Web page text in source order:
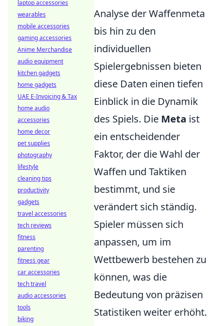
Analyse der Waffenmeta
bis hin zu den
individuellen
Spielergebnissen bieten
diese Daten einen tiefen
Einblick in die Dynamik
des Spiels. Die Meta ist
ein entscheidender
Faktor, der die Wahl der
Waffen und Taktiken
bestimmt, und sie
verändert sich ständig.
Spieler müssen sich
anpassen, um im
Wettbewerb bestehen zu
können, was die
Bedeutung von präzisen
Statistiken weiter erhöht.
laptop accessories
wearables
mobile accessories
gaming accessories
Anime Merchandise
audio equipment
kitchen gadgets
home gadgets
UAE E-Invoicing & Tax
home audio
accessories
home decor
pet supplies
photography
lifestyle
cleaning tips
productivity
gadgets
travel accessories
tech reviews
fitness
parenting
fitness gear
car accessories
tech travel
audio accessories
tools
biking